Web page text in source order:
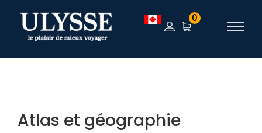
TEST 0
Atlas et géographie